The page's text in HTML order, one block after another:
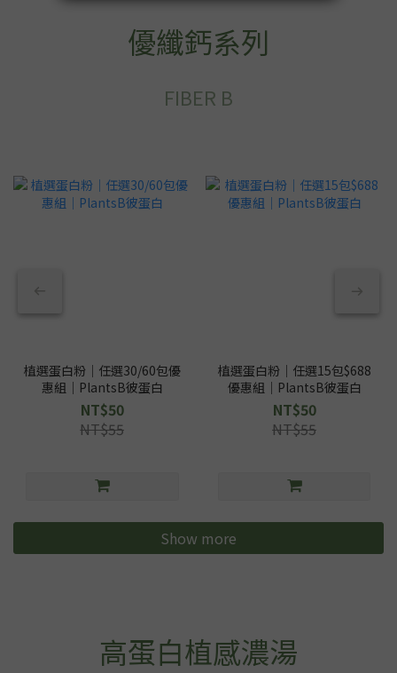
優纖鈣系列
FIBER B
植選蛋白粉｜任選30/60包優
惠組｜PlantsB彼蛋白
NT$50
NT$55
植選蛋白粉｜任選15包$688
優惠組｜PlantsB彼蛋白
NT$50
NT$55
Show more
高蛋白植感濃湯